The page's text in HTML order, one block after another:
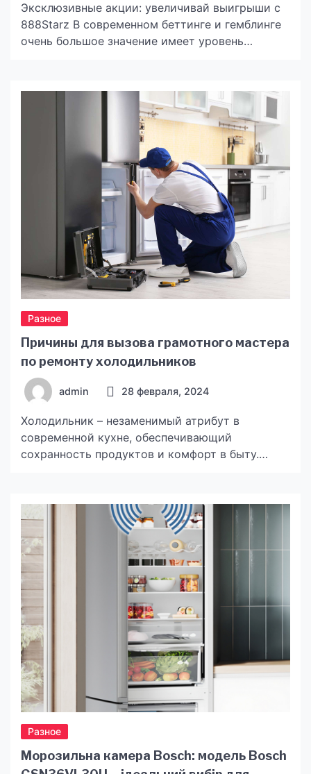
Эксклюзивные акции: увеличивай выигрыши с
888Starz В современном беттинге и гемблинге
очень большое значение имеет уровень
упустит возможность повысить
привлекательность своего игрового продукта,
предоставляя пользователям наиболее
выгодные условия для ставок. Это хорошо
просматривается на примере действующих
промо акций. В этом плане будет интересно […]
Разное
Причины для вызова грамотного мастера
по ремонту холодильников
admin 28 февраля, 2024
Холодильник – незаменимый атрибут в
современной кухне, обеспечивающий
сохранность продуктов и комфорт в быту.
временами требуют профессионального
вмешательства для их исправления. В этой
статье мы рассмотрим ключевые причины, по
которым мастер по ремонту холодильников в
Кривом Роге может оказаться вашим
спасителем. Экспертиза и опыт […]
Разное
Морозильна камера Bosch: модель Bosch